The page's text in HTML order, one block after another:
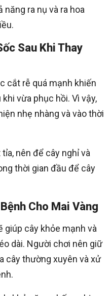
năng ra nụ và ra hoa
Sau Khi Thay
cắt rễ quá mạnh khiến
vừa phục hồi. Vì vậy,
nhẹ nhàng và vào thời
nên để cây nghỉ và
thời gian đầu để cây
Cho Mai Vàng
giúp cây khỏe mạnh và
dài. Người chơi nên giữ
cây thường xuyên và xử